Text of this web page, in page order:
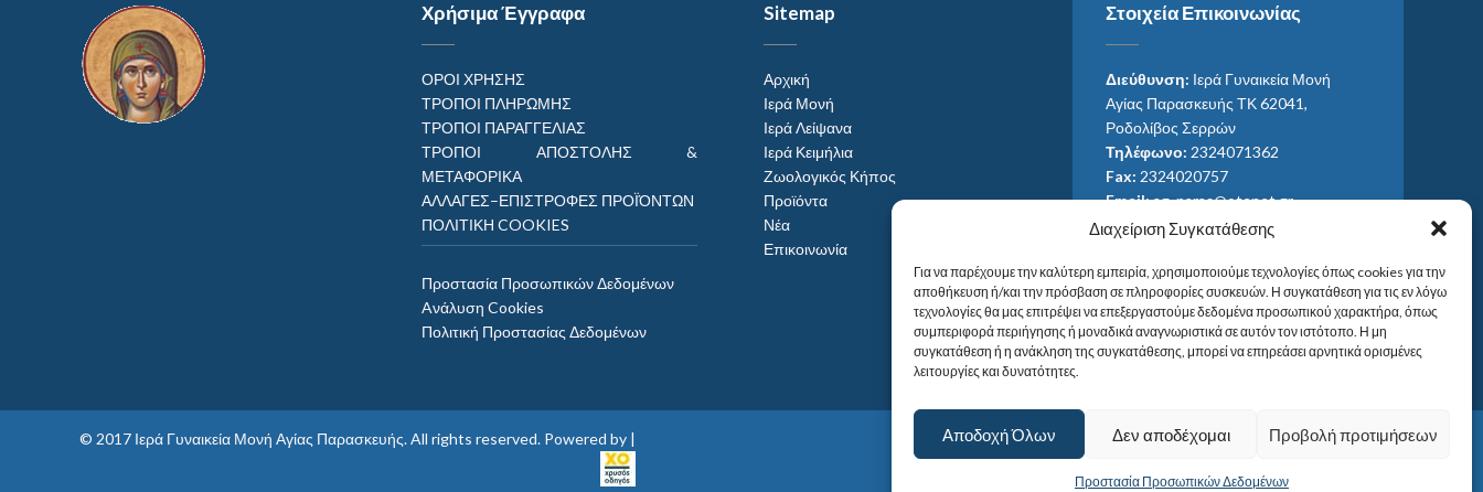
Διαχείριση Συγκατάθεσης
Για να παρέχουμε την καλύτερη εμπειρία, χρησιμοποιούμε τεχνολογίες όπως cookies για την
αποθήκευση ή/και την πρόσβαση σε πληροφορίες συσκευών. Η συγκατάθεση για τις εν λόγω
τεχνολογίες θα μας επιτρέψει να επεξεργαστούμε δεδομένα προσωπικού χαρακτήρα, όπως
συμπεριφορά περιήγησης ή μοναδικά αναγνωριστικά σε αυτόν τον ιστότοπο. Η μη
συγκατάθεση ή η ανάκληση της συγκατάθεσης, μπορεί να επηρεάσει αρνητικά ορισμένες
λειτουργίες και δυνατότητες.
Αποδοχή Όλων Δεν αποδέχομαι Προβολή προτιμήσεων
Προστασία Προσωπικών Δεδομένων
Χρήσιμα Έγγραφα
ΟΡΟΙ ΧΡΗΣΗΣ
ΤΡΟΠΟΙ ΠΛΗΡΩΜΗΣ
ΤΡΟΠΟΙ ΠΑΡΑΓΓΕΛΙΑΣ
ΤΡΟΠΟΙ ΑΠΟΣΤΟΛΗΣ &
ΜΕΤΑΦΟΡΙΚΑ
ΑΛΛΑΓΕΣ–ΕΠΙΣΤΡΟΦΕΣ ΠΡΟΪΌΝΤΩΝ
ΠΟΛΙΤΙΚΗ COOKIES
Προστασία Προσωπικών Δεδομένων
Aνάλυση Cookies
Πολιτική Προστασίας Δεδομένων
Sitemap
Αρχική
Ιερά Μονή
Ιερά Λείψανα
Ιερά Κειμήλια
Ζωολογικός Κήπος
Προϊόντα
Νέα
Επικοινωνία
Στοιχεία Επικοινωνίας
Διεύθυνση: Ιερά Γυναικεία Μονή
Αγίας Παρασκευής ΤΚ 62041,
Ροδολίβος Σερρών
Τηλέφωνο: 2324071362
Fax: 2324020757
Email:ag_paras@otenet.gr
Email:info@im-agparaskevis.gr
Από ανατολή έως και δύση του ηλίου.
© 2017 Ιερά Γυναικεία Μονή Αγίας Παρασκευής. All rights reserved. Powered by |